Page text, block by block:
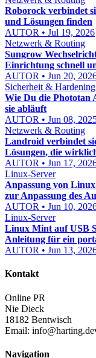
Roborock verbindet
und Lösungen finden
AUTOR • Jul 19, 2026
Netzwerk & Routing
Sungrow
Einrichtung schnell
AUTOR • Jun 20,
Sicherheit & Hardening
Wie Du die Phototan
sie abläuft
AUTOR • Jun 08,
Netzwerk & Routing
Landroid verbindet
Lösungen, die
AUTOR • Jun 17,
Linux-Server
Anpassung von
zur Anpassung des
AUTOR • Jun 10,
Linux-Server
Linux Mint auf USB
Anleitung für ein
AUTOR • Jun 13,
Kontakt
Online PR
Nie Dieck
18182 Bentwisch
Email:
Navigation